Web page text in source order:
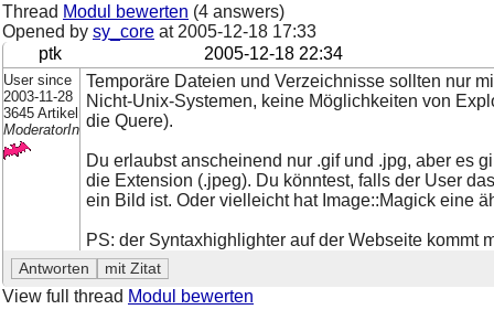
Thread Modul bewerten (4 answers)
Opened by sy_core at 2005-12-18 17:33
ptk
2005-12-18 22:34
User since
2003-11-28
3645 Artikel
ModeratorIn
Temporäre Dateien und Verzeichnisse sollten nur
Nicht-Unix-Systemen, keine Möglichkeiten von
die Quere).
Du erlaubst anscheinend nur .gif und .jpg, aber es
die Extension (.jpeg). Du könntest, falls der User
ein Bild ist. Oder vielleicht hat Image::Magick eine
PS: der Syntaxhighlighter auf der Webseite kommt
View full thread Modul bewerten